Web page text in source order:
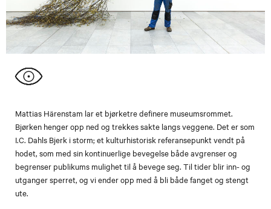
Mattias Härenstam lar et bjørketre definere museumsrommet.
Bjørken henger opp ned og trekkes sakte langs veggene. Det er som
I.C. Dahls Bjerk i storm; et kulturhistorisk referansepunkt vendt på
hodet, som med sin kontinuerlige bevegelse både avgrenser og
begrenser publikums mulighet til å bevege seg. Til tider blir inn- og
utganger sperret, og vi ender opp med å bli både fanget og stengt
ute.